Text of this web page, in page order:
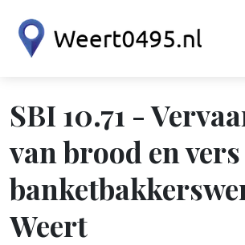
SBI 10.71 -
van brood en vers
Weert